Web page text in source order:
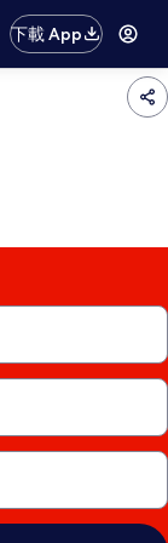
下載 App